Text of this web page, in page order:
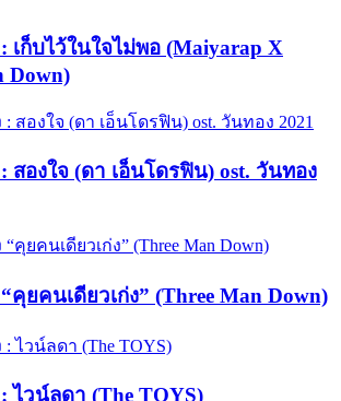
เก็บไว้ในใจไม่พอ (Maiyarap X
Down)
สองใจ (ดา เอ็นโดรฟิน) ost. วันทอง
คุยคนเดียวเก่ง” (Three Man Down)
ไวน์ลดา (The TOYS)